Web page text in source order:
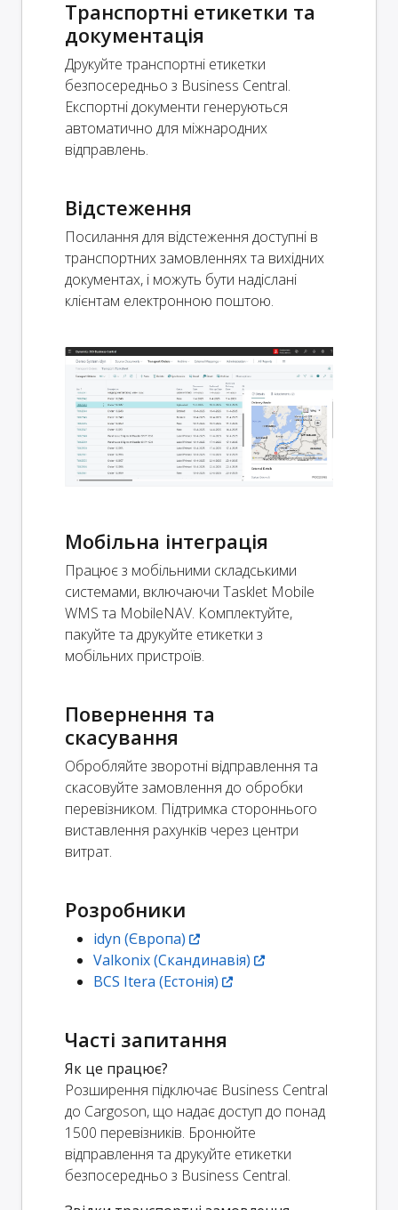
Транспортні етикетки та
документація
Друкуйте транспортні етикетки
безпосередньо з Business Central.
Експортні документи генеруються
автоматично для міжнародних
відправлень.
Відстеження
Посилання для відстеження доступні в
транспортних замовленнях та вихідних
документах, і можуть бути надіслані
клієнтам електронною поштою.
Мобільна інтеграція
Працює з мобільними складськими
системами, включаючи Tasklet Mobile
WMS та MobileNAV. Комплектуйте,
пакуйте та друкуйте етикетки з
мобільних пристроїв.
Повернення та
скасування
Обробляйте зворотні відправлення та
скасовуйте замовлення до обробки
перевізником. Підтримка стороннього
виставлення рахунків через центри
витрат.
Розробники
idyn (Європа)
Valkonix (Скандинавія)
BCS Itera (Естонія)
Часті запитання
Як це працює?
Розширення підключає Business Central
до Cargoson, що надає доступ до понад
1500 перевізників. Бронюйте
відправлення та друкуйте етикетки
безпосередньо з Business Central.